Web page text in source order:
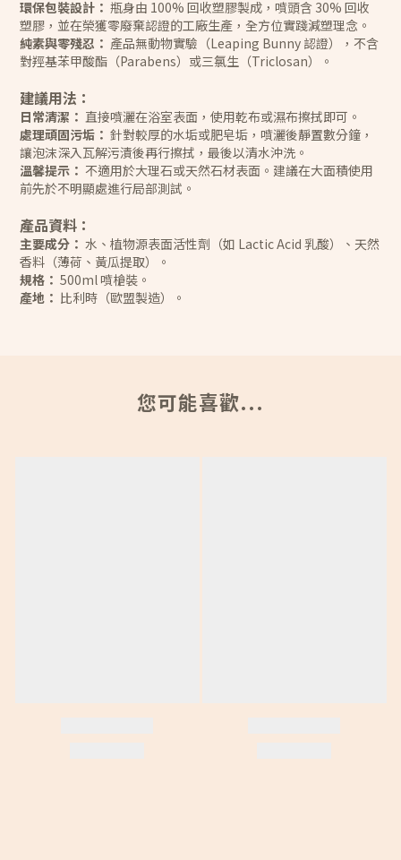
環保包裝設計： 瓶身由 100% 回收塑膠製成，噴頭含 30% 回收
塑膠，並在榮獲零廢棄認證的工廠生產，全方位實踐減塑理念。
純素與零殘忍： 產品無動物實驗（Leaping Bunny 認證），不含
對羥基苯甲酸酯（Parabens）或三氯生（Triclosan）。
建議用法：
日常清潔： 直接噴灑在浴室表面，使用乾布或濕布擦拭即可。
處理頑固污垢： 針對較厚的水垢或肥皂垢，噴灑後靜置數分鐘，
讓泡沫深入瓦解污漬後再行擦拭，最後以清水沖洗。
溫馨提示： 不適用於大理石或天然石材表面。建議在大面積使用
前先於不明顯處進行局部測試。
產品資料：
主要成分： 水、植物源表面活性劑（如 Lactic Acid 乳酸）、天然
香料（薄荷、黃瓜提取）。
規格： 500ml 噴槍裝。
產地： 比利時（歐盟製造）。
您可能喜歡...